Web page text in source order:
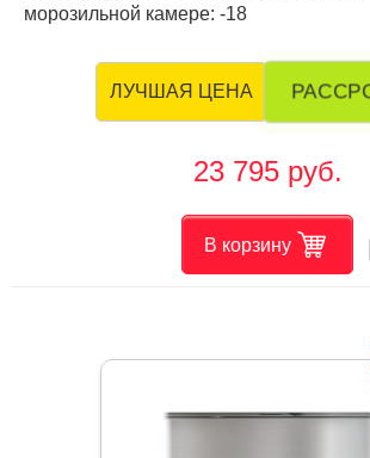
морозильной камере: -18
ЛУЧШАЯ ЦЕНА
23 795 руб.
В корзину